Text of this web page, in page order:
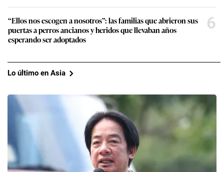
“Ellos nos escogen a nosotros”: las familias que abrieron sus
puertas a perros ancianos y heridos que llevaban años
esperando ser adoptados
6
Lo último en Asia